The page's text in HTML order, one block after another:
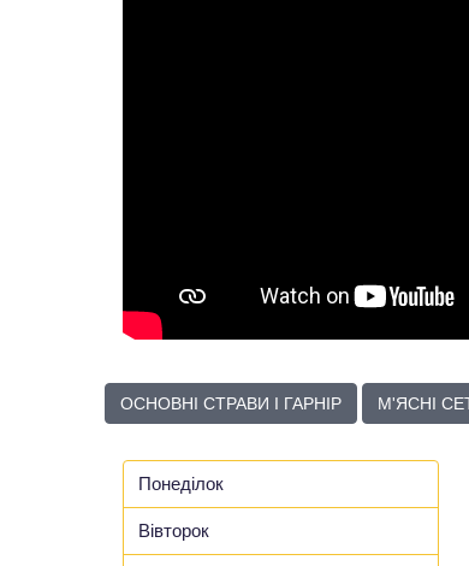
ОСНОВНІ СТРАВИ І ГАРНІР М'ЯСНІ
Понеділок
Вівторок